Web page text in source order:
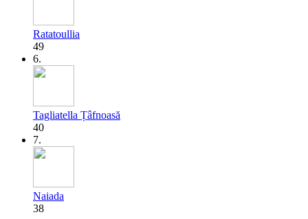
Ratatoullia
49
6.
Tagliatella Țâfnoasă
40
7.
Naiada
38